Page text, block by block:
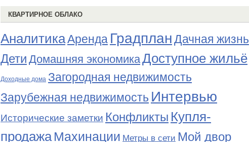
КВАРТИРНОЕ ОБЛАКО
АналитикаАренда ГрадпланДачная жизнь
Дети Домашняя экономикаДоступное жильё
Доходные дома Загородная недвижимость
Зарубежная недвижимость Интервью
Исторические заметки Конфликты Купля-
продажа Махинации Метры в сети Мой двор